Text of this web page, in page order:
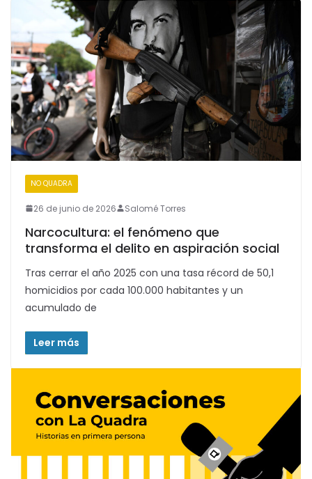
NO QUADRA
26 de junio de 2026 Salomé Torres
Narcocultura: el fenómeno que
transforma el delito en aspiración social
Tras cerrar el año 2025 con una tasa récord de 50,1
homicidios por cada 100.000 habitantes y un
acumulado de
Leer más